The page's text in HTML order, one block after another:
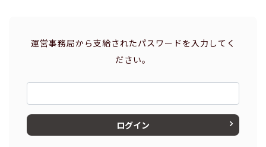
運営事務局から支給されたパスワードを入力してく
ださい。
ログイン